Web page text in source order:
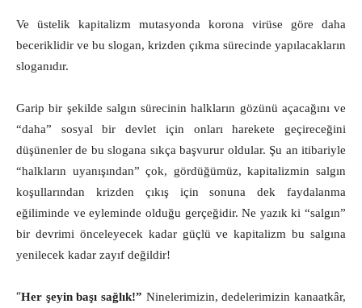
Ve üstelik kapitalizm mutasyonda korona virüse göre daha
beceriklidir ve bu slogan, krizden çıkma sürecinde yapılacakların
sloganıdır.
Garip bir şekilde salgın sürecinin halkların gözünü açacağını ve
“daha” sosyal bir devlet için onları harekete geçireceğini
düşünenler de bu slogana sıkça başvurur oldular. Şu an itibariyle
“halkların uyanışından” çok, gördüğümüz, kapitalizmin salgın
koşullarından krizden çıkış için sonuna dek faydalanma
eğiliminde ve eyleminde olduğu gerçeğidir. Ne yazık ki “salgın”
bir devrimi önceleyecek kadar güçlü ve kapitalizm bu salgına
yenilecek kadar zayıf değildir!
“Her şeyin başı sağlık!” Ninelerimizin, dedelerimizin kanaatkâr,